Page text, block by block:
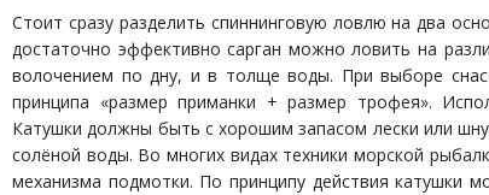
Стоит сразу разделить спиннинговую ловлю на два
достаточно эффективно сарган можно ловить на
волочением по дну, и в толще воды. При выборе
принципа «размер приманки + размер трофея».
Катушки должны быть с хорошим запасом лески или
солёной воды. Во многих видах техники морской
механизма подмотки. По принципу действия катушки